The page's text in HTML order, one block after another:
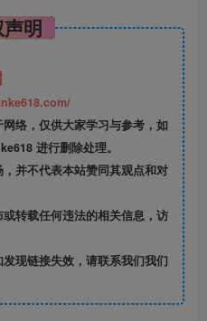
明
络，仅供大家学习与参考，如
进行删除处理。
并不代表本站赞同其观点和对
转载任何违法的相关信息，访
现链接失效，请联系我们我们